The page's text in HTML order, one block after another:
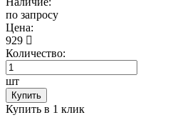
по запросу
Цена:
929
Количество:
шт
Купить
Купить в 1 клик